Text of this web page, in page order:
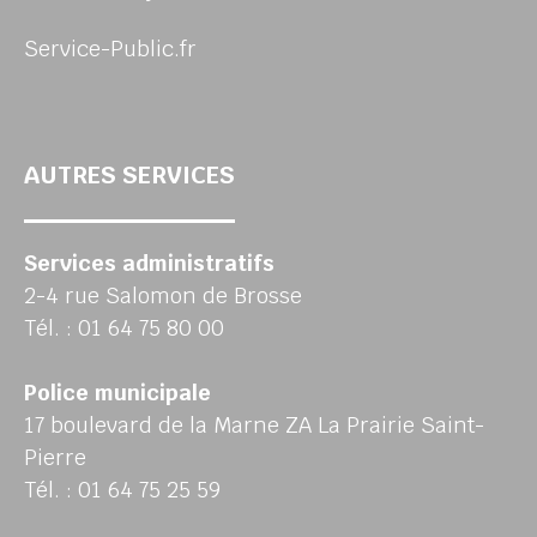
Service-Public.fr
AUTRES SERVICES
Services administratifs
2-4 rue Salomon de Brosse
Tél. : 01 64 75 80 00
Police municipale
17 boulevard de la Marne ZA La Prairie Saint-
Pierre
Tél. : 01 64 75 25 59